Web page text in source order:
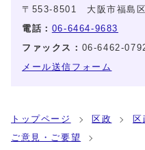
〒553-8501 大阪市福島
電話： 06-6464-9683
ファックス： 06-6462-
メール送信フォーム
トップページ 区政
区
ご意見・ご要望